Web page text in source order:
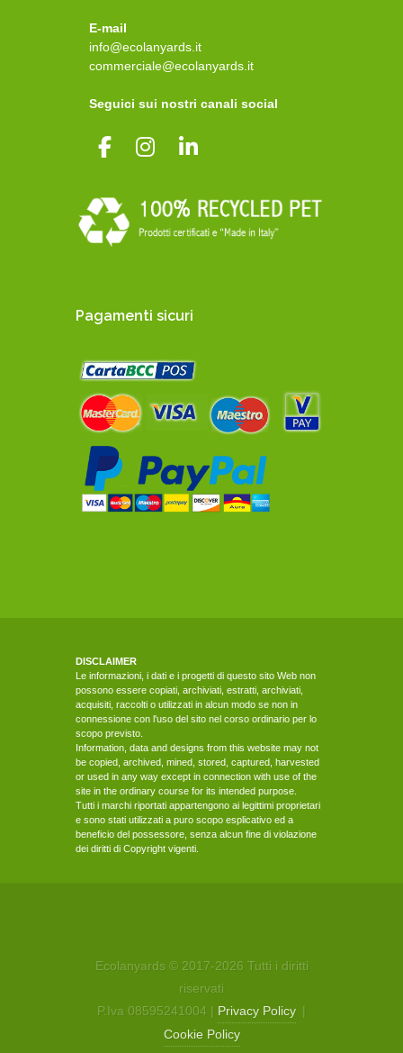
E-mail
info@ecolanyards.it
commerciale@ecolanyards.it
Seguici sui nostri canali social
Pagamenti sicuri
DISCLAIMER
Le informazioni, i dati e i progetti di questo sito Web non
possono essere copiati, archiviati, estratti, archiviati,
acquisiti, raccolti o utilizzati in alcun modo se non in
connessione con l'uso del sito nel corso ordinario per lo
scopo previsto.
Information, data and designs from this website may not
be copied, archived, mined, stored, captured, harvested
or used in any way except in connection with use of the
site in the ordinary course for its intended purpose.
Tutti i marchi riportati appartengono ai legittimi proprietari
e sono stati utilizzati a puro scopo esplicativo ed a
beneficio del possessore, senza alcun fine di violazione
dei diritti di Copyright vigenti.
Ecolanyards © 2017-2026 Tutti i diritti
riservati
P.Iva 08595241004 | Privacy Policy |
Cookie Policy